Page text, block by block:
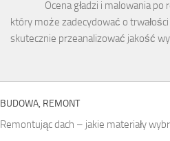
Ocena gładzi i malowania
który może zadecydować o
skutecznie przeanalizować jakość
BUDOWA, REMONT
Remontując dach – jakie materiały